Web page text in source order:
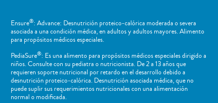
Ensure®: Advance: Desnutrición proteico-calórica moderada o severa
asociada a una condición médica, en adultos y adultos mayores. Alimento
para propósitos médicos especiales.
PediaSure®: Es una alimento para propósitos médicos especiales dirigido a
niños​. Consulte con su pediatra o nutricionista. De 2 a 13 años que
requieren soporte nutricional por retardo en el desarrollo debido a
desnutrición proteico-calórica. Desnutrición asociada médica, que no
puede suplir sus requerimientos nutricionales con una alimentación
normal o ​modificada.